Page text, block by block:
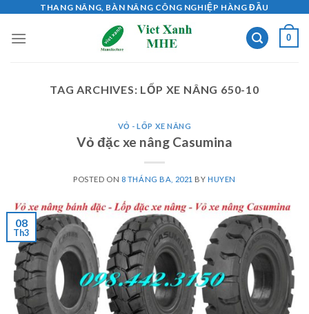
content
THANG NÂNG, BÀN NÂNG CÔNG NGHIỆP HÀNG ĐẦU
0
TAG ARCHIVES: LỐP XE NÂNG 650-10
VỎ - LỐP XE NÂNG
Vỏ đặc xe nâng Casumina
POSTED ON 8 THÁNG BA, 2021 BY HUYEN
08
Th3